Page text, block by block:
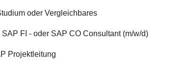
oder Vergleichbares
FI - oder SAP CO Consultant (m/w/d)
Projektleitung